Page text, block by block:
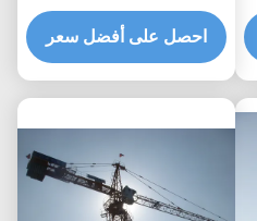
احصل على أفضل سعر